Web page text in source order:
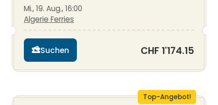
Mi., 19. Aug., 16:00
Algerie Ferries
Suchen CHF 1'174.15
Top-Angebot!